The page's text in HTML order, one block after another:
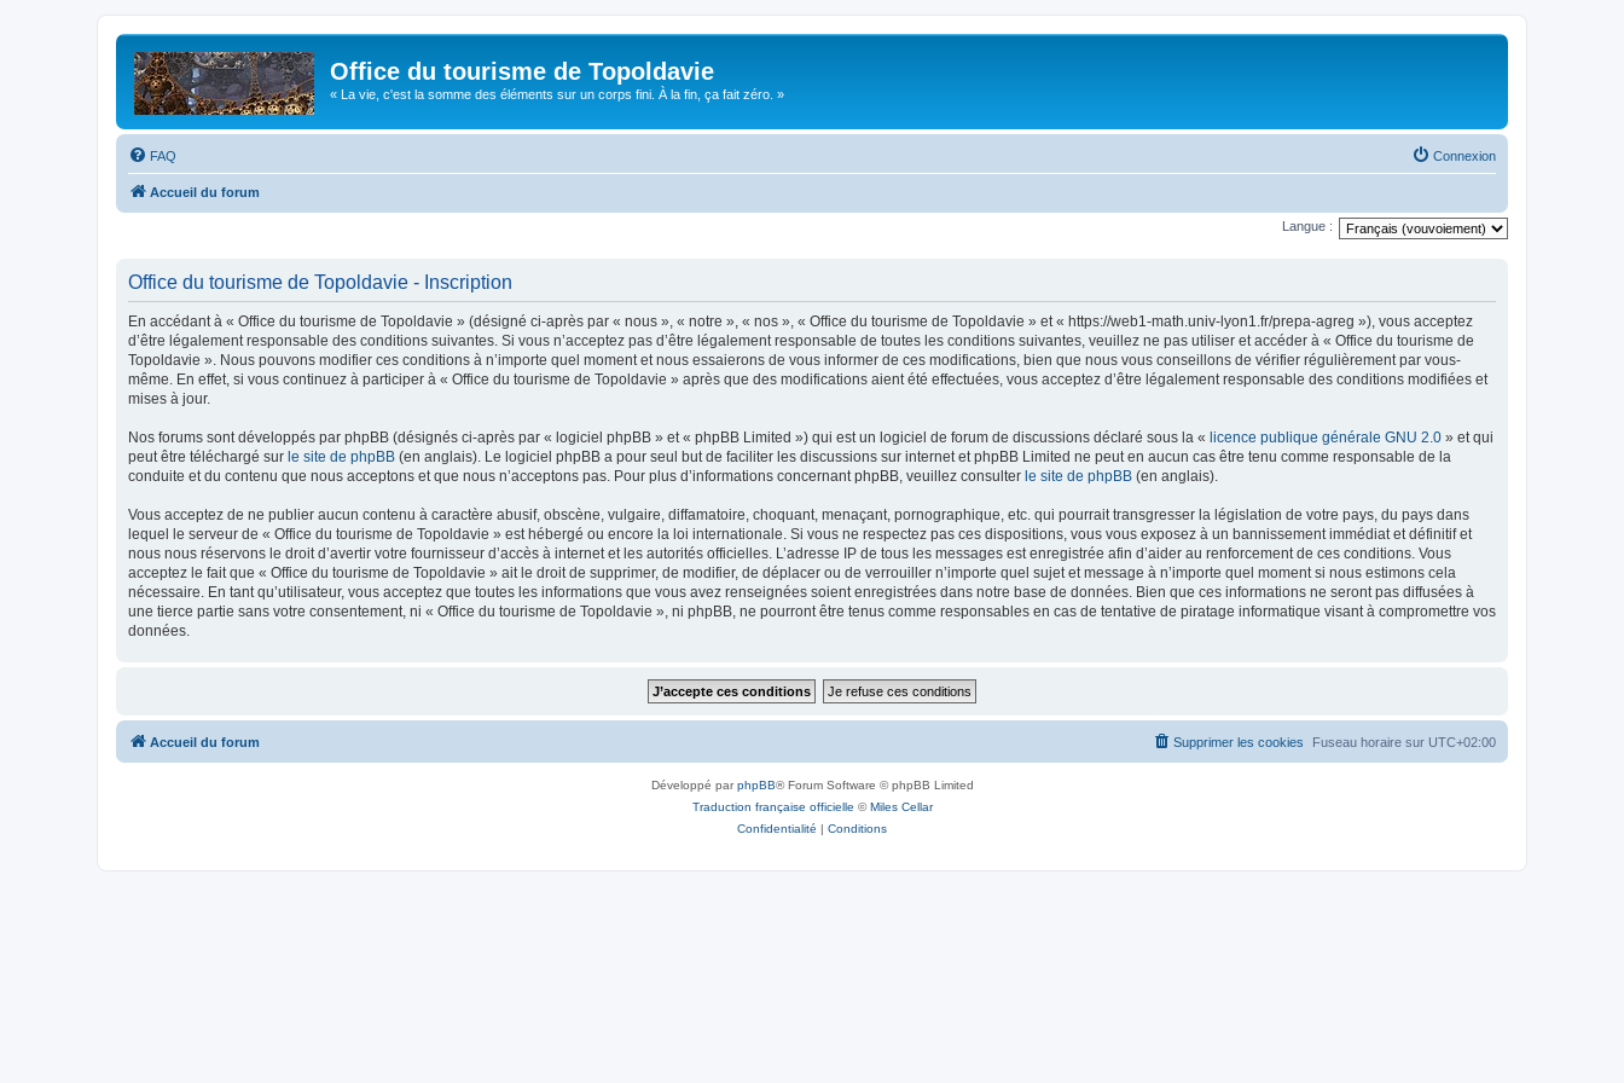
Office du tourisme de Topoldavie
« La vie, c'est la somme des éléments sur un corps fini. À la fin, ça fait zéro. »
FAQ Connexion
Accueil du forum
Langue :
Office du tourisme de Topoldavie - Inscription
En accédant à « Office du tourisme de Topoldavie » (désigné ci-après par « nous », « notre », « nos », « Office du tourisme de Topoldavie » et « https://web1-math.univ-lyon1.fr/prepa-agreg »), vous acceptez
d’être légalement responsable des conditions suivantes. Si vous n’acceptez pas d’être légalement responsable de toutes les conditions suivantes, veuillez ne pas utiliser et accéder à « Office du tourisme de
Topoldavie ». Nous pouvons modifier ces conditions à n’importe quel moment et nous essaierons de vous informer de ces modifications, bien que nous vous conseillons de vérifier régulièrement par vous-
même. En effet, si vous continuez à participer à « Office du tourisme de Topoldavie » après que des modifications aient été effectuées, vous acceptez d’être légalement responsable des conditions modifiées et
mises à jour.
Nos forums sont développés par phpBB (désignés ci-après par « logiciel phpBB » et « phpBB Limited ») qui est un logiciel de forum de discussions déclaré sous la « licence publique générale GNU 2.0 » et qui
peut être téléchargé sur le site de phpBB (en anglais). Le logiciel phpBB a pour seul but de faciliter les discussions sur internet et phpBB Limited ne peut en aucun cas être tenu comme responsable de la
conduite et du contenu que nous acceptons et que nous n’acceptons pas. Pour plus d’informations concernant phpBB, veuillez consulter le site de phpBB (en anglais).
Vous acceptez de ne publier aucun contenu à caractère abusif, obscène, vulgaire, diffamatoire, choquant, menaçant, pornographique, etc. qui pourrait transgresser la législation de votre pays, du pays dans
lequel le serveur de « Office du tourisme de Topoldavie » est hébergé ou encore la loi internationale. Si vous ne respectez pas ces dispositions, vous vous exposez à un bannissement immédiat et définitif et
nous nous réservons le droit d’avertir votre fournisseur d’accès à internet et les autorités officielles. L’adresse IP de tous les messages est enregistrée afin d’aider au renforcement de ces conditions. Vous
acceptez le fait que « Office du tourisme de Topoldavie » ait le droit de supprimer, de modifier, de déplacer ou de verrouiller n’importe quel sujet et message à n’importe quel moment si nous estimons cela
nécessaire. En tant qu’utilisateur, vous acceptez que toutes les informations que vous avez renseignées soient enregistrées dans notre base de données. Bien que ces informations ne seront pas diffusées à
une tierce partie sans votre consentement, ni « Office du tourisme de Topoldavie », ni phpBB, ne pourront être tenus comme responsables en cas de tentative de piratage informatique visant à compromettre vos
données.
Accueil du forum Fuseau horaire sur UTC+02:00
Supprimer les cookies
Développé parphpBB® Forum Software © phpBB Limited
Traduction française officielle ©Miles Cellar
Confidentialité | Conditions